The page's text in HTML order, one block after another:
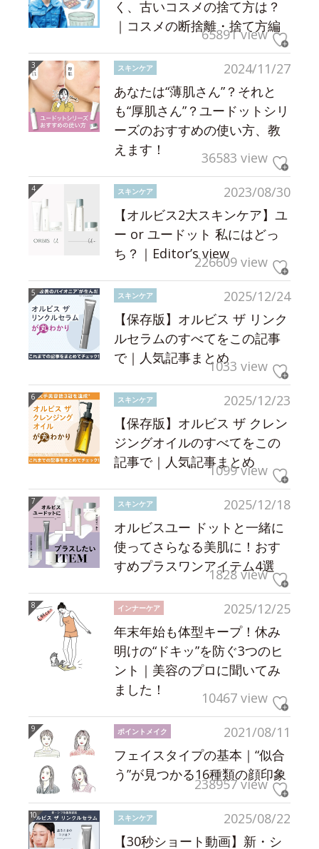
く、古いコスメの捨て方は？
｜コスメの断捨離・捨て方編
65891 view
2024/11/27
スキンケア
あなたは“薄肌さん”？それと
も“厚肌さん”？ユードットシリ
ーズのおすすめの使い方、教
えます！
36583 view
2023/08/30
スキンケア
【オルビス2大スキンケア】ユ
ー or ユードット 私にはどっ
ち？｜Editor’s view226609 view
2025/12/24
スキンケア
【保存版】オルビス ザ リンク
ルセラムのすべてをこの記事
で｜人気記事まとめ1033 view
2025/12/23
スキンケア
【保存版】オルビス ザ クレン
ジングオイルのすべてをこの
記事で｜人気記事まとめ
1099 view
2025/12/18
スキンケア
オルビスユー ドットと一緒に
使ってさらなる美肌に！おす
すめプラスワンアイテム4選
1828 view
2025/12/25
インナーケア
年末年始も体型キープ！休み
明けの“ドキッ”を防ぐ3つのヒ
ント｜美容のプロに聞いてみ
ました！
10467 view
2021/08/11
ポイントメイク
フェイスタイプの基本｜“似合
う”が見つかる16種類の顔印象
238957 view
2025/08/22
スキンケア
【30秒ショート動画】新・シ